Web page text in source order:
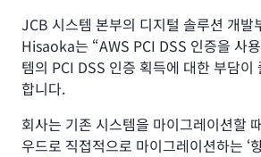
JCB 시스템 본부의 디지털 솔루션 개
Hisaoka는 “AWS PCI DSS 인증을 사
템의 PCI DSS 인증 획득에 대한 부담이
합니다.
회사는 기존 시스템을 마이그레이션할
우드로 직접적으로 마이그레이션하는 ‘